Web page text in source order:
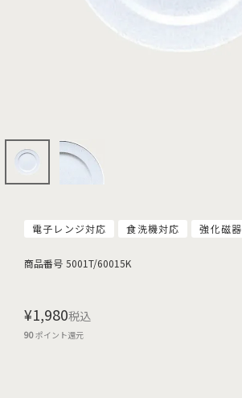
電子レンジ対応 食洗機対応 強化磁器
商品番号 5001T/60015K
¥1,980税込
90ポイント還元